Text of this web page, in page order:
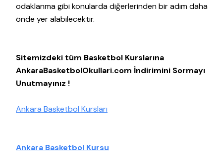
odaklanma gibi konularda diğerlerinden bir adım daha
önde yer alabilecektir.
Sitemizdeki tüm Basketbol Kurslarına
AnkaraBasketbolOkullari.com İndirimini Sormayı
Unutmayınız !
Ankara Basketbol Kursları
Ankara Basketbol Kursu